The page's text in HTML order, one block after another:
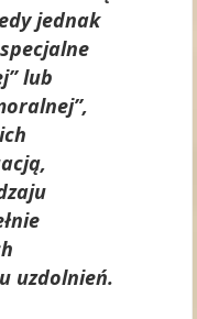
jednak
lub
uzdolnień.